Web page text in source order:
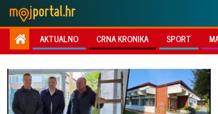
AKTUALNO CRNA KRONIKA SPORT